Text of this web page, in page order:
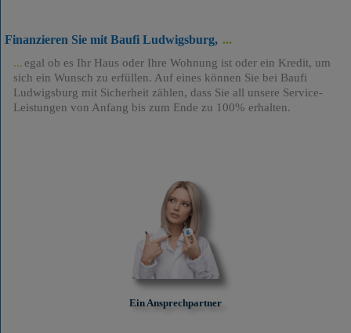
Finanzieren Sie mit Baufi Ludwigsburg,
egal ob es Ihr Haus oder Ihre Wohnung ist oder ein Kredit, um
sich ein Wunsch zu erfüllen. Auf eines können Sie bei Baufi
Ludwigsburg mit Sicherheit zählen, dass Sie all unsere Service-
Leistungen von Anfang bis zum Ende zu 100% erhalten.
Ein Ansprechpartner